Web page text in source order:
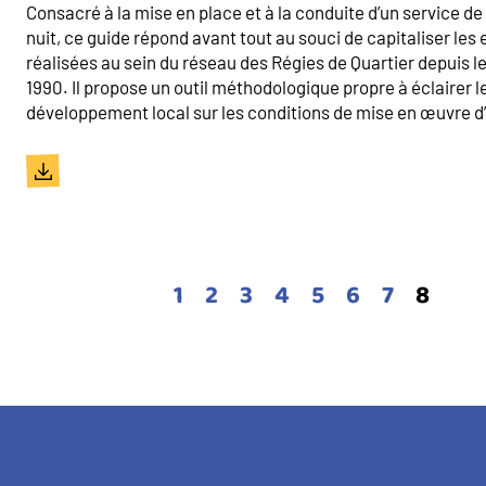
Consacré à la mise en place et à la conduite d’un service
nuit, ce guide répond avant tout au souci de capitaliser les
réalisées au sein du réseau des Régies de Quartier depuis
1990. Il propose un outil méthodologique propre à éclairer
développement local sur les conditions de mise en œuvre
Document
Page
1 Page
2 Page
3 Page
4 Page
5 Page
6 Page
7 Page
8